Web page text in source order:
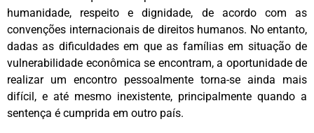
humanidade, respeito e dignidade, de acordo com as
convenções internacionais de direitos humanos. No entanto,
dadas as dificuldades em que as famílias em situação de
vulnerabilidade econômica se encontram, a oportunidade de
realizar um encontro pessoalmente torna-se ainda mais
difícil, e até mesmo inexistente, principalmente quando a
sentença é cumprida em outro país.